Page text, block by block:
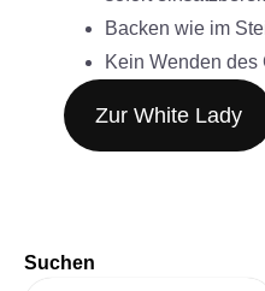
Backen wie im
Kein Wenden des
Zur White Lady
Suchen